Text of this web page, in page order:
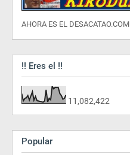
AHORA ES EL DESACATAO.COM
!! Eres el !!
11,082,422
Popular